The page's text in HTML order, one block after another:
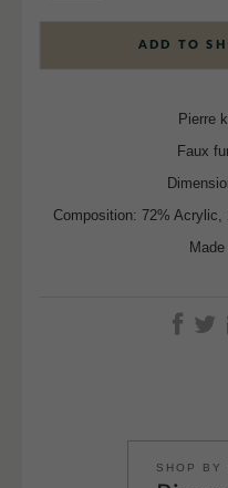
ADD TO
Pierre
Faux
Composition: 72%
SHOP BY